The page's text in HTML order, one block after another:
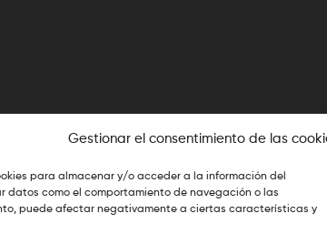
Gestionar el consentimiento de las
para almacenar y/o acceder a la información del
datos como el comportamiento de navegación o las
puede afectar negativamente a ciertas características y